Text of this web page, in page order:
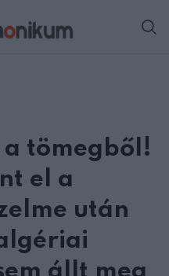
tömegből!
el a
után